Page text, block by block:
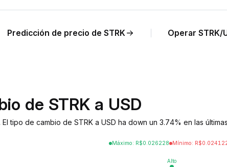
Predicción de precio de STRK Operar STRK/
de STRK a USD
tipo de cambio de STRK a USD ha down un 3.74% en las
Máximo: R$0.026228 Mínimo: R$